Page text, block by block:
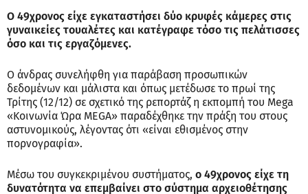
Ο 49χρονος είχε εγκαταστήσει δύο κρυφές κάμερες στις
γυναικείες τουαλέτες και κατέγραφε τόσο τις πελάτισσες
όσο και τις εργαζόμενες.
Ο άνδρας συνελήφθη για παράβαση προσωπικών
δεδομένων και μάλιστα και όπως μετέδωσε το πρωί της
Τρίτης (12/12) σε σχετικό της ρεπορτάζ η εκπομπή του Mega
«Κοινωνία Ώρα MEGA» παραδέχθηκε την πράξη του στους
αστυνομικούς, λέγοντας ότι «είναι εθισμένος στην
πορνογραφία».
Μέσω του συγκεκριμένου συστήματος, ο 49χρονος είχε τη
δυνατότητα να επεμβαίνει στο σύστημα αρχειοθέτησης